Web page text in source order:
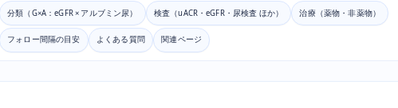
分類（G×A：eGFR × アルブミン尿） 検査（uACR・eGFR・尿検査 ほか） 治療（薬物・非薬物）
フォロー間隔の目安 よくある質問 関連ページ